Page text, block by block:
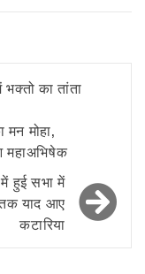
का तांता
मन मोहा,
महाअभिषेक
में हुई सभा में
याद आए
कटारिया